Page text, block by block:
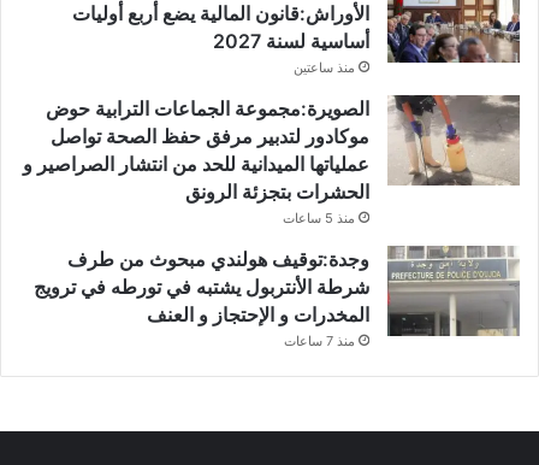
الأوراش:قانون المالية يضع أربع أوليات
أساسية لسنة 2027
منذ ساعتين
الصويرة:مجموعة الجماعات الترابية حوض
موكادور لتدبير مرفق حفظ الصحة تواصل
عملياتها الميدانية للحد من انتشار الصراصير و
الحشرات بتجزئة الرونق
منذ 5 ساعات
وجدة:توقيف هولندي مبحوث من طرف
شرطة الأنتربول يشتبه في تورطه في ترويج
المخدرات و الإحتجاز و العنف
منذ 7 ساعات